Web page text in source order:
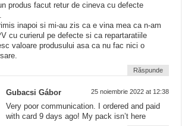
produs facut retur de cineva cu defecte
inapoi si mi-au zis ca e vina mea ca n-am
cu curierul pe defecte si ca repartaratiile
valoare produsului asa ca nu fac nici o
Răspunde
Gubacsi Gábor 25 noiembrie 2022 at 12:38
Very poor communication. I ordered and paid
with card 9 days ago! My pack isn’t here